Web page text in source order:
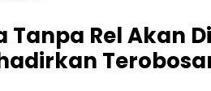
Tanpa Rel Akan